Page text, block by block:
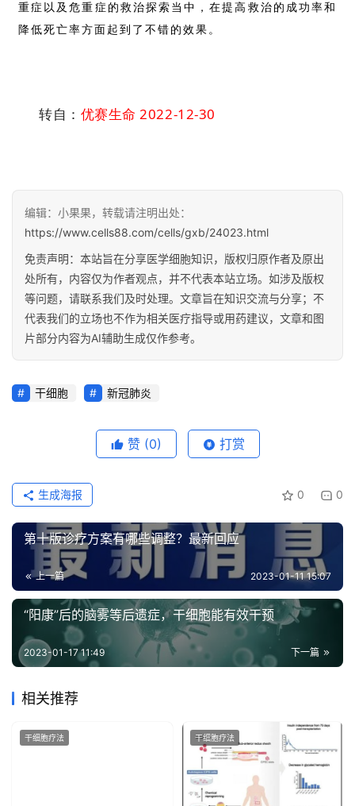
重症以及危重症的救治探索当中，在提高救治的成功率和
降低死亡率方面起到了不错的效果。
转自： 优赛生命2022-12-30
编辑：小果果，转载请注明出处：
https://www.cells88.com/cells/gxb/24023.html
免责声明：本站旨在分享医学细胞知识，版权归原作者及原出
处所有，内容仅为作者观点，并不代表本站立场。如涉及版权
等问题，请联系我们及时处理。文章旨在知识交流与分享；不
代表我们的立场也不作为相关医疗指导或用药建议，文章和图
片部分内容为AI辅助生成仅作参考。
干细胞 新冠肺炎
赞 (0) 打赏
0 0
生成海报
第十版诊疗方案有哪些调整？最新回应
上一篇 2023-01-11 15:07
“阳康”后的脑雾等后遗症，干细胞能有效干预
下一篇
2023-01-17 11:49
相关推荐
干细胞疗法 干细胞疗法